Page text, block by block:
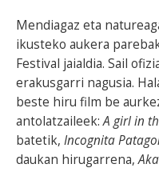
Mendiagaz eta
ikusteko aukera
Festival jaialdia. Sail
erakusgarri nagusia.
beste hiru film be
antolatzaileek:A girl in
batetik, Incognita
daukan hirugarrena,